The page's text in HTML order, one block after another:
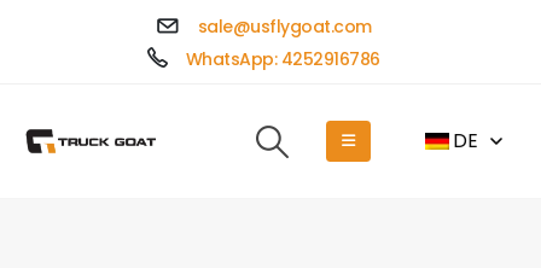
sale@usflygoat.com
WhatsApp: 4252916786
DE